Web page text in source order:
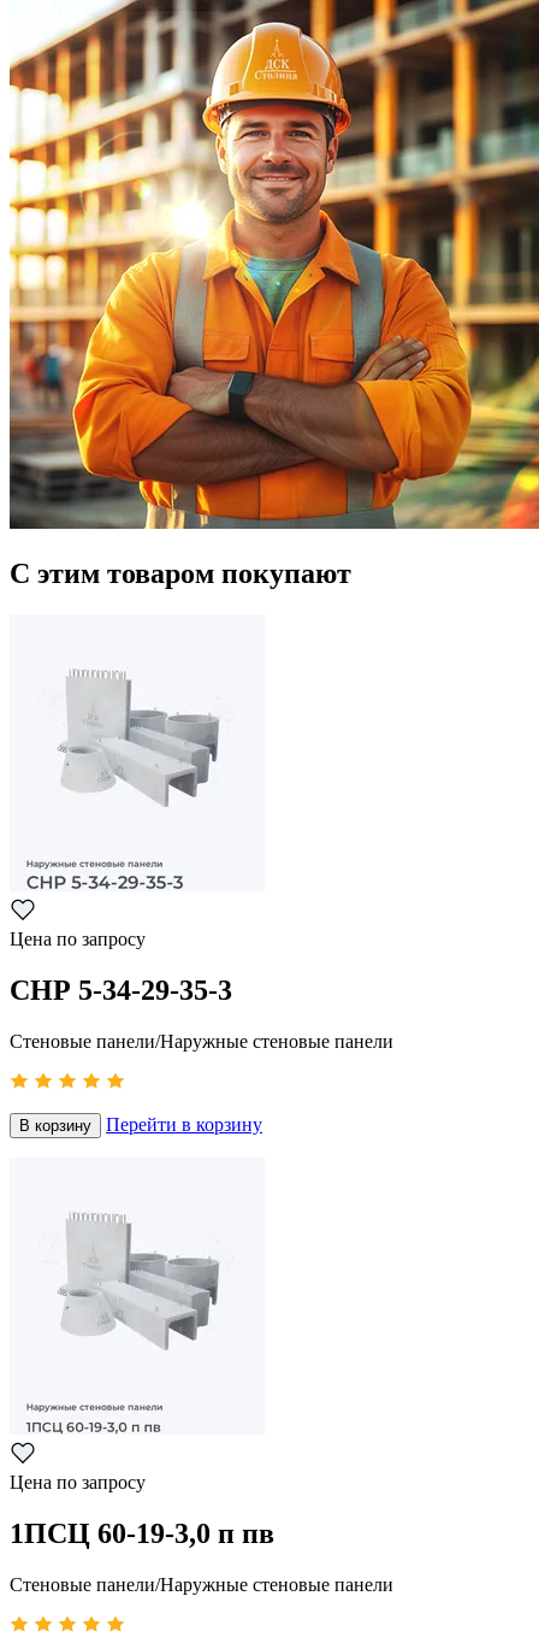
С этим товаром покупают
Цена по запросу
СНР 5-34-29-35-3
Стеновые панели/Наружные стеновые панели
В корзину Перейти в корзину
Цена по запросу
1ПСЦ 60-19-3,0 п пв
Стеновые панели/Наружные стеновые панели